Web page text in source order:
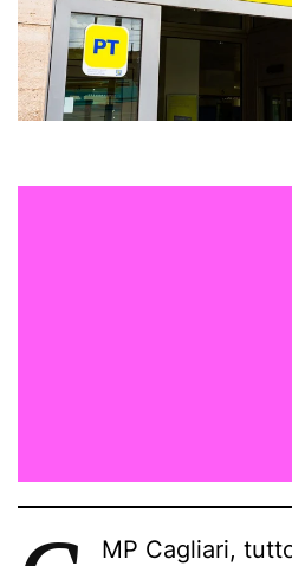
MP Cagliari,